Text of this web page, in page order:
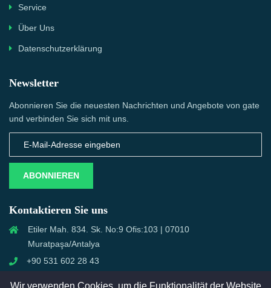
Service
Über Uns
Datenschutzerklärung
Newsletter
Abonnieren Sie die neuesten Nachrichten und Angebote von gate
und verbinden Sie sich mit uns.
ABONNIEREN
Kontaktieren Sie uns
Etiler Mah. 834. Sk. No:9 Ofis:103 | 07010
Muratpaşa/Antalya
+90 531 602 28 43
Wir verwenden Cookies, um die Funktionalität der Website